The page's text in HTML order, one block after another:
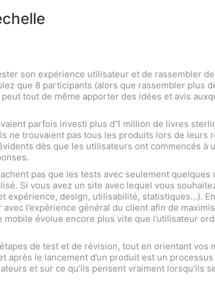
son expérience utilisateur et de rassembler
que 8 participants (alors que rassembler plus
tout de même apporter des idées et avis
parfois investi plus d’1 million de livres
ne trouvaient pas tous les produits lors de leurs
dès que les utilisateurs ont commencés à
pas que les tests avec seulement
Si vous avez un site avec lequel vous
expérience, design, utilisabilité, statistiques…).
l’expérience général du client afin de
évolue encore plus vite que l’utilisateur
de test et de révision, tout en orientant vos
le lancement d’un produit est un
et sur ce qu’ils pensent vraiment lorsqu’ils